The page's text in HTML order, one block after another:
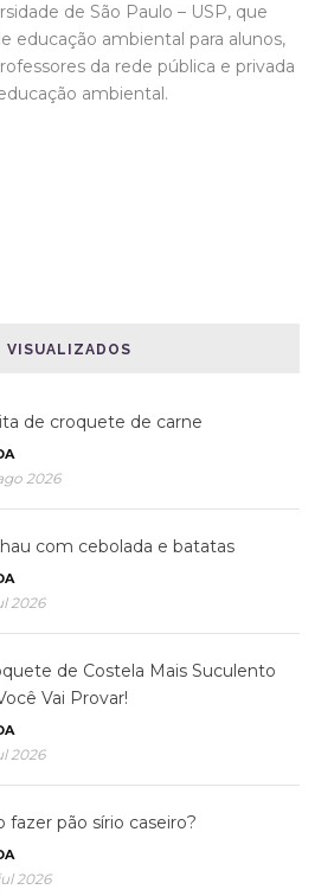
de São Paulo – USP, que
educação ambiental para alunos,
da rede pública e privada
ambiental.
VISUALIZADOS
de croquete de carne
2026
com cebolada e batatas
2026
de Costela Mais Suculento
Vai Provar!
2026
fazer pão sírio caseiro?
2026